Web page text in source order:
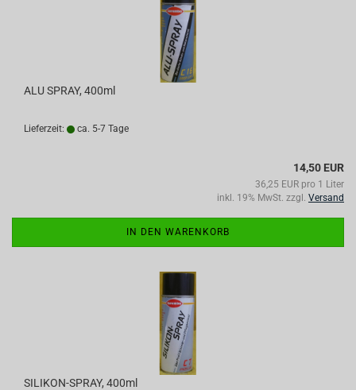
ALU SPRAY, 400ml
Lieferzeit: ca. 5-7 Tage
14,50 EUR
36,25 EUR pro 1 Liter
inkl. 19% MwSt. zzgl. Versand
IN DEN WARENKORB
SILIKON-SPRAY, 400ml